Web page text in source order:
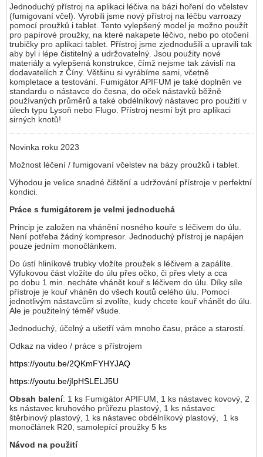
Jednoduchý přístroj na aplikaci léčiva na bázi hoření do včelstev
(fumigovaní včel). Vyrobili jsme nový přístroj na léčbu varroazy
pomocí proužků i tablet. Tento vylepšený model je možno použít
pro papírové proužky, na které nakapete léčivo, nebo po otočení
trubičky pro aplikaci tablet. Přístroj jsme zjednodušili a upravili tak
aby byl i lépe čistitelný a udržovatelný. Jsou použity nové
materiály a vylepšená konstrukce, čímž nejsme tak závislí na
dodavatelích z Číny. Většinu si vyrábíme sami, včetně
kompletace a testování. Fumigátor APIFUM je také doplněn ve
standardu o nástavce do česna, do oček nástavků běžně
používaných průměrů a také obdélníkový nástavec pro použití v
úlech typu Lysoň nebo Flugo. Přístroj nesmí být pro aplikaci
sirných knotů!
Novinka roku 2023
Možnost léčení / fumigovaní včelstev na bázy proužků i tablet.
Výhodou je velice snadné čištění a udržování přístroje v perfektní
kondici.
Práce s fumigátorem je velmi jednoduchá
Princip je založen na vhánění nosného kouře s léčivem do úlu.
Není potřeba žádný kompresor. Jednoduchý přístroj je napájen
pouze jedním monočlánkem.
Do ústí hliníkové trubky vložíte proužek s léčivem a zapálíte.
Výfukovou část vložíte do úlu přes očko, či přes vlety a cca
po dobu 1 min. necháte vhánět kouř s léčivem do úlu. Díky síle
přístroje je kouř vháněn do všech koutů celého úlu. Pomocí
jednotlivým nástavcům si zvolíte, kudy chcete kouř vhánět do úlu.
Ale je použitelný téměř všude.
Jednoduchý, účelný a ušetří vám mnoho času, práce a starostí.
Odkaz na video / práce s přístrojem
https://youtu.be/2QKmFYHYJAQ
https://youtu.be/jIpHSLELJ5U
Obsah balení: 1 ks Fumigátor APIFUM, 1 ks nástavec kovový, 2
ks nástavec kruhového průřezu plastový, 1 ks nástavec
štěrbinový plastový, 1 ks nástavec obdélníkový plastový, 1 ks
monočlánek R20, samolepící proužky 5 ks
Návod na použití